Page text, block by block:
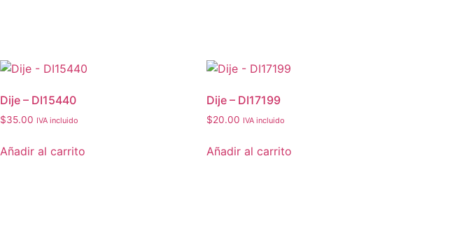
Dije – DI15440
$35.00 IVA incluido
Añadir al carrito
Dije – DI17199
$20.00 IVA incluido
Añadir al carrito